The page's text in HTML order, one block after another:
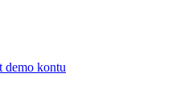
demo kontu